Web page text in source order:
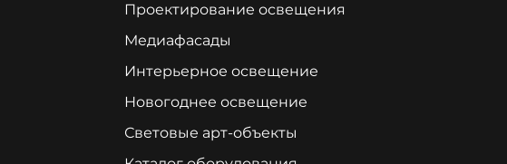
Проектирование освещения
Медиафасады
Интерьерное освещение
Новогоднее освещение
Световые арт-объекты